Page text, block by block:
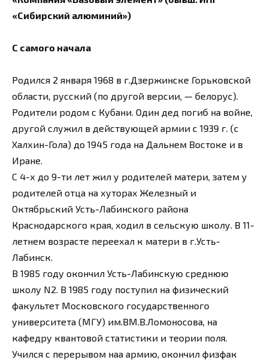
«Сибирский алюминий»)
С самого начала
Родился 2 января 1968 в г.Дзержинске Горьковской
области, русский (по другой версии, — белорус).
Родители родом с Кубани. Один дед погиб на войне,
другой служил в действующей армии с 1939 г. (с
Халхин-Гола) до 1945 года на Дальнем Востоке и в
Иране.
С 4-х до 9-ти лет жил у родителей матери, затем у
родителей отца на хуторах Железный и
Октябрьский Усть-Лабинского района
Краснодарского края, ходил в сельскую школу. В 11-
летнем возрасте переехал к матери в г.Усть-
Лабинск.
В 1985 году окончил Усть-Лабинскую среднюю
школу N2. В 1985 году поступил на физический
факультет Московского государственного
университета (МГУ) им.ВМ.В.Ломоносова, на
кафедру квантовой статистики и теории поля.
Учился с перерывом наа армию, окончил физфак